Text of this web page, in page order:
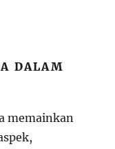
DALAM
memainkan